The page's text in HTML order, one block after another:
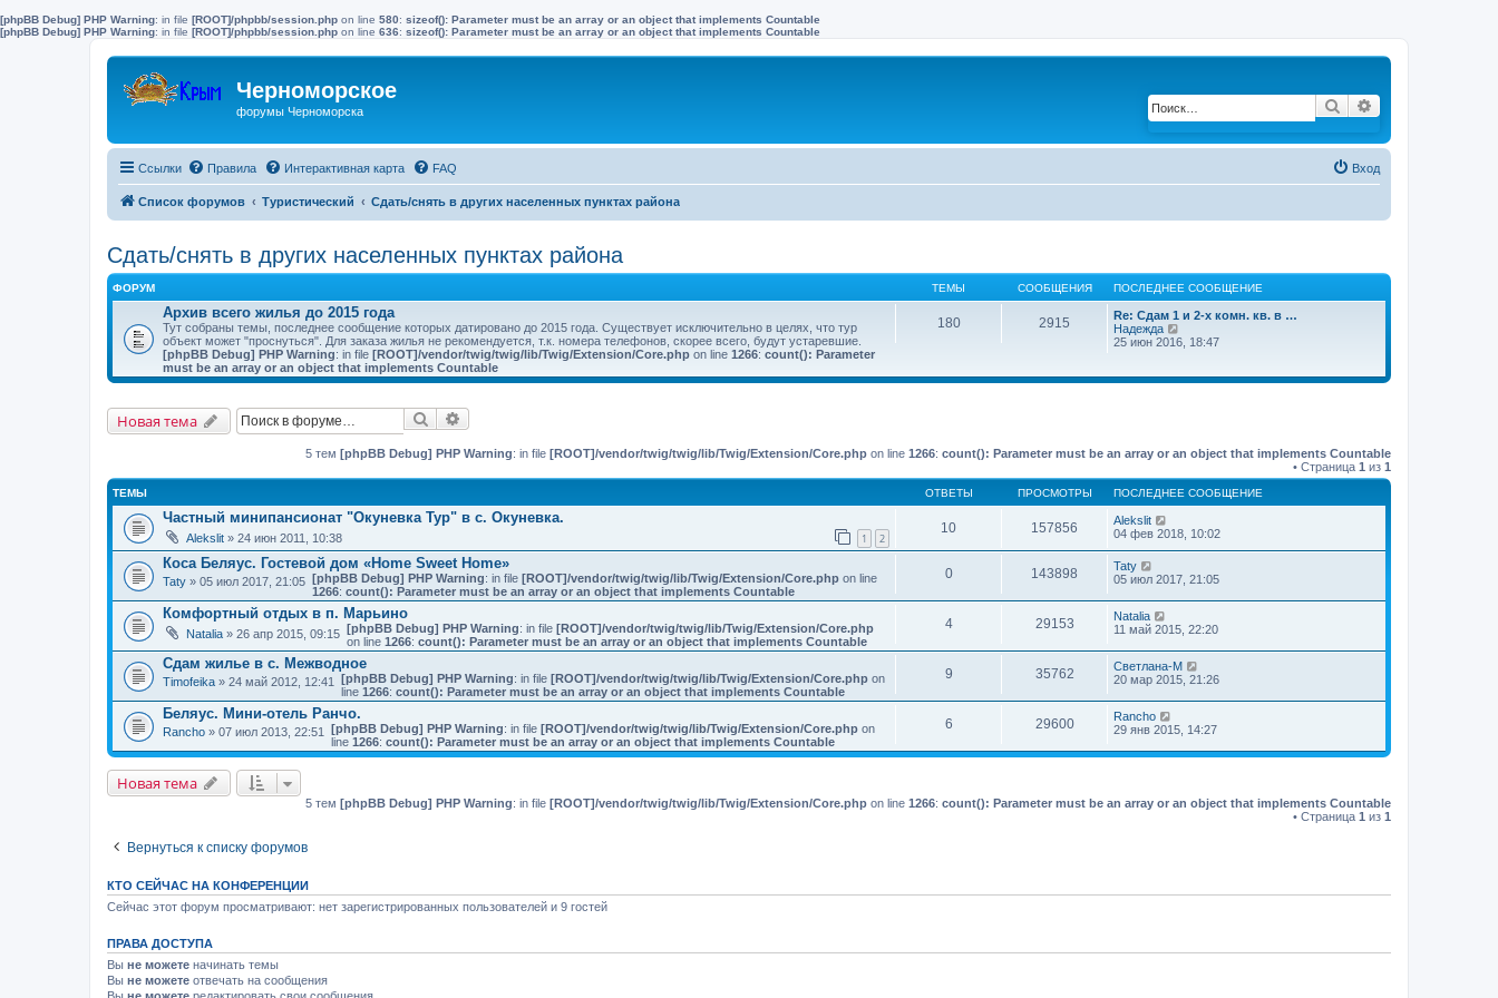
[phpBB Debug] PHP Warning: in file [ROOT]/phpbb/session.php on line 580: sizeof(): Parameter must be an array or an object that implements Countable
[phpBB Debug] PHP Warning: in file [ROOT]/phpbb/session.php on line 636: sizeof(): Parameter must be an array or an object that implements Countable
Черноморское
форумы Черноморска Поиск
Ссылки Правила Интерактивная карта FAQ Вход
Список форумов Туристический Сдать/снять в других населенных пунктах района
Сдать/снять в других населенных пунктах района
ФОРУМ ТЕМЫ СООБЩЕНИЯ ПОСЛЕДНЕЕ СООБЩЕНИЕ
Архив всего жилья до 2015 года
Тут собраны темы, последнее сообщение которых датировано до 2015 года. Существует исключительно в целях, что тур
объект может "проснуться". Для заказа жилья не рекомендуется, т.к. номера телефонов, скорее всего, будут устаревшие.
[phpBB Debug] PHP Warning: in file [ROOT]/vendor/twig/twig/lib/Twig/Extension/Core.php on line 1266: count(): Parameter
must be an array or an object that implements Countable
180 2915
Re: Сдам 1 и 2-х комн. кв. в …
Надежда
е
й
о
с
л
е
е
м
у
о
щ
е
н
и
ю
25 июн 2016, 18:47
Новая тема Поиск
5 тем [phpBB Debug] PHP Warning: in file [ROOT]/vendor/twig/twig/lib/Twig/Extension/Core.php on line 1266: count(): Parameter must be an array or an object that implements Countable
• Страница 1 из 1
ТЕМЫ ОТВЕТЫ ПРОСМОТРЫ ПОСЛЕДНЕЕ СООБЩЕНИЕ
Частный минипансионат "Окуневка Тур" в с. Окуневка.
Alekslit » 24 июн 2011, 10:38 1 2
10 157856
Alekslit
04 фев 2018, 10:02
Коса Беляус. Гостевой дом «Home Sweet Home»
Taty » 05 июл 2017, 21:05 [phpBB Debug] PHP Warning: in file [ROOT]/vendor/twig/twig/lib/Twig/Extension/Core.phpon line
1266: count(): Parameter must be an array or an object that implements Countable
0 143898
Taty
05 июл 2017, 21:05
Комфортный отдых в п. Марьино
Natalia » 26 апр 2015, 09:15 [phpBB Debug] PHP Warning: in file [ROOT]/vendor/twig/twig/lib/Twig/Extension/Core.php
on line 1266: count(): Parameter must be an array or an object that implements Countable
4 29153
Natalia
11 май 2015, 22:20
Сдам жилье в с. Межводное
Timofeika » 24 май 2012, 12:41 [phpBB Debug] PHP Warning: in file [ROOT]/vendor/twig/twig/lib/Twig/Extension/Core.phpon
line 1266: count(): Parameter must be an array or an object that implements Countable
9 35762
Светлана-М
20 мар 2015, 21:26
Беляус. Мини-отель Ранчо.
Rancho » 07 июл 2013, 22:51 [phpBB Debug] PHP Warning: in file [ROOT]/vendor/twig/twig/lib/Twig/Extension/Core.phpon
line 1266: count(): Parameter must be an array or an object that implements Countable
6 29600
Rancho
29 янв 2015, 14:27
Новая тема
5 тем [phpBB Debug] PHP Warning: in file [ROOT]/vendor/twig/twig/lib/Twig/Extension/Core.php on line 1266: count(): Parameter must be an array or an object that implements Countable
• Страница 1 из 1
Вернуться к списку форумов
КТО СЕЙЧАС НА КОНФЕРЕНЦИИ
Сейчас этот форум просматривают: нет зарегистрированных пользователей и 9 гостей
ПРАВА ДОСТУПА
Вы не можете начинать темы
Вы не можете отвечать на сообщения
Вы не можете редактировать свои сообщения